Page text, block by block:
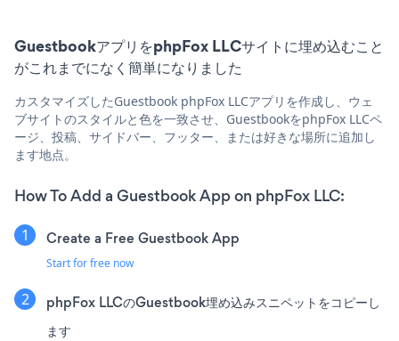
GuestbookアプリをphpFox LLCサイトに埋め込むこと
がこれまでになく簡単になりました
カスタマイズしたGuestbook phpFox LLCアプリを作成し、ウェ
ブサイトのスタイルと色を一致させ、GuestbookをphpFox LLCペ
ージ、投稿、サイドバー、フッター、または好きな場所に追加し
ます地点。
How To Add a Guestbook App on phpFox LLC:
Create a Free Guestbook App
Start for free now
phpFox LLCのGuestbook埋め込みスニペットをコピーし
ます